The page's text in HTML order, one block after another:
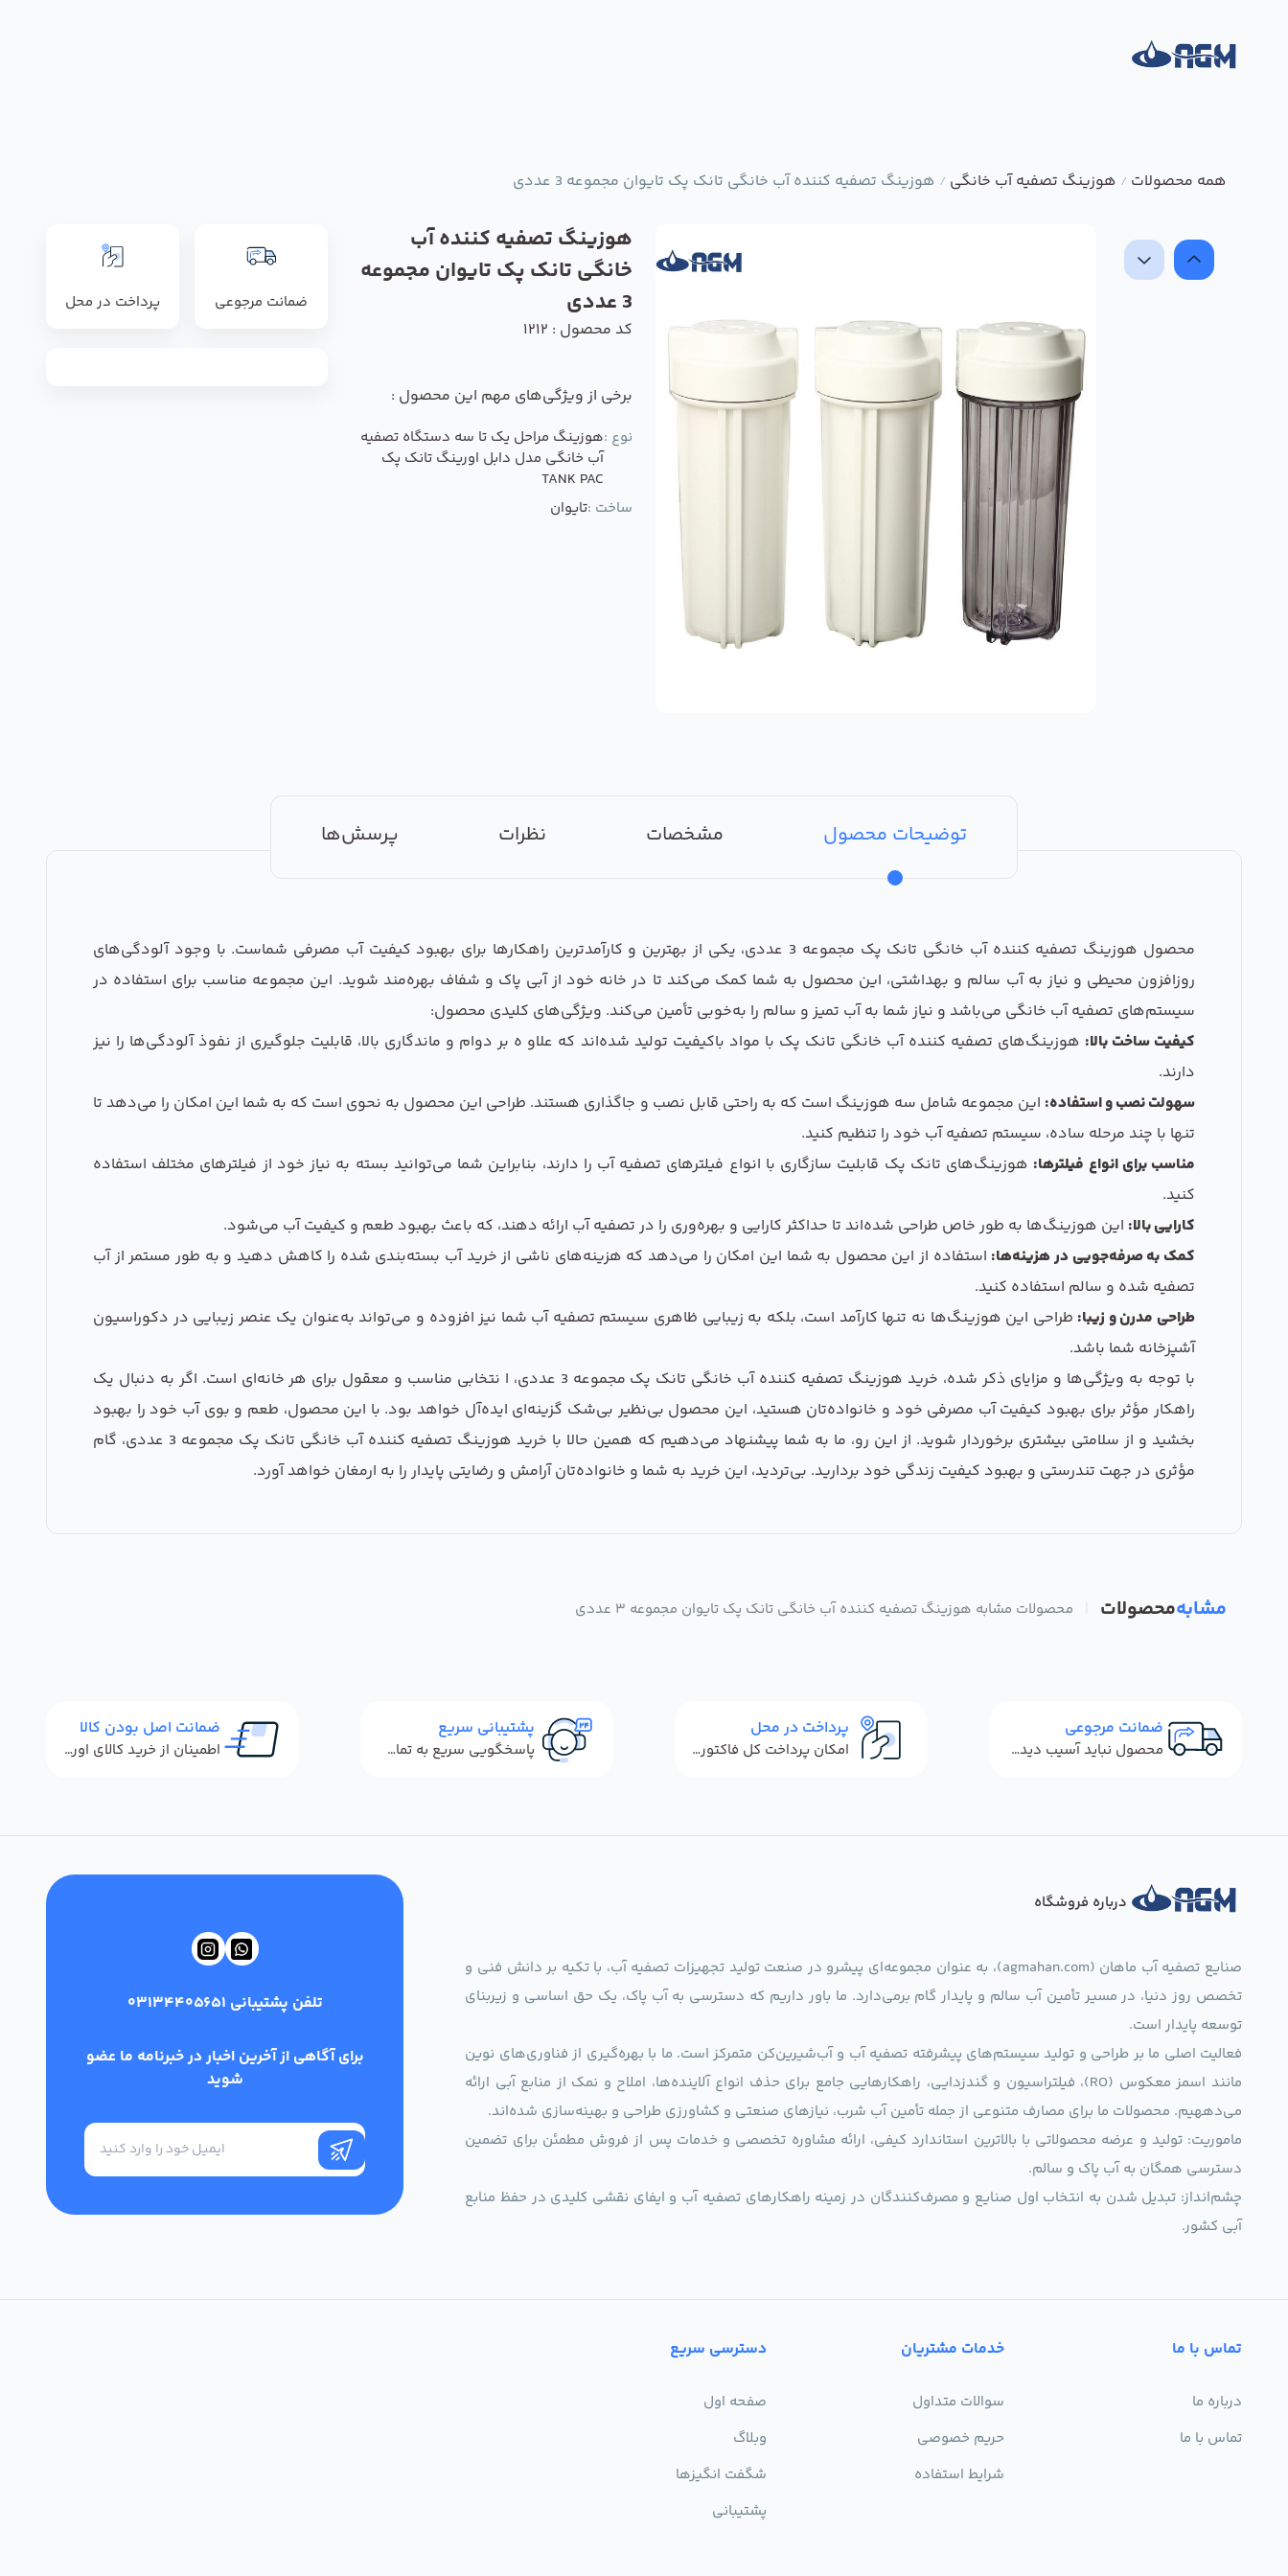
همه محصولات / هوزینگ تصفیه آب خانگی / هوزینگ تصفیه کننده آب خانگی تانک پک تایوان مجموعه 3 عددی
هوزینگ تصفیه کننده آب
خانگی تانک پک تایوان مجموعه
3 عددی
کد محصول : 1212
برخی از ویژگی‌های مهم این محصول :
نوع :هوزینگ مراحل یک تا سه دستگاه تصفیه
آب خانگی مدل دابل اورینگ تانک پک
TANK PAC
ساخت :تایوان
ضمانت مرجوعی پرداخت در محل
توضیحات محصول مشخصات نظرات پرسش‌ها
محصول هوزینگ تصفیه کننده آب خانگی تانک پک مجموعه 3 عددی، یکی از بهترین و کارآمدترین راهکارها برای بهبود کیفیت آب مصرفی شماست. با وجود آلودگی‌های
روزافزون محیطی و نیاز به آب سالم و بهداشتی، این محصول به شما کمک می‌کند تا در خانه خود از آبی پاک و شفاف بهره‌مند شوید. این مجموعه مناسب برای استفاده در
سیستم‌های تصفیه آب خانگی می‌باشد و نیاز شما به آب تمیز و سالم را به‌خوبی تأمین می‌کند. ویژگی‌های کلیدی محصول:
کیفیت ساخت بالا: هوزینگ‌های تصفیه کننده آب خانگی تانک پک با مواد باکیفیت تولید شده‌اند که علاو ه بر دوام و ماندگاری بالا، قابلیت جلوگیری از نفوذ آلودگی‌ها را نیز
دارند.
سهولت نصب و استفاده: این مجموعه شامل سه هوزینگ است که به راحتی قابل نصب و جاگذاری هستند. طراحی این محصول به نحوی است که به شما این امکان را می‌دهد تا
تنها با چند مرحله ساده، سیستم تصفیه آب خود را تنظیم کنید.
مناسب برای انواع فیلترها: هوزینگ‌های تانک پک قابلیت سازگاری با انواع فیلترهای تصفیه آب را دارند، بنابراین شما می‌توانید بسته به نیاز خود از فیلترهای مختلف استفاده
کنید.
کارایی بالا: این هوزینگ‌ها به طور خاص طراحی شده‌اند تا حداکثر کارایی و بهره‌وری را در تصفیه آب ارائه دهند، که باعث بهبود طعم و کیفیت آب می‌شود.
کمک به صرفه‌جویی در هزینه‌ها: استفاده از این محصول به شما این امکان را می‌دهد که هزینه‌های ناشی از خرید آب بسته‌بندی شده را کاهش دهید و به طور مستمر از آب
تصفیه شده و سالم استفاده کنید.
طراحی مدرن و زیبا: طراحی این هوزینگ‌ها نه تنها کارآمد است، بلکه به زیبایی ظاهری سیستم تصفیه آب شما نیز افزوده و می‌تواند به‌عنوان یک عنصر زیبایی در دکوراسیون
آشپزخانه شما باشد.
با توجه به ویژگی‌ها و مزایای ذکر شده، خرید هوزینگ تصفیه کننده آب خانگی تانک پک مجموعه 3 عددی، ا نتخابی مناسب و معقول برای هر خانه‌ای است. اگر به دنبال یک
راهکار مؤثر برای بهبود کیفیت آب مصرفی خود و خانواده‌تان هستید، این محصول بی‌نظیر بی‌شک گزینه‌ای ایده‌آل خواهد بود. با این محصول، طعم و بوی آب خود را بهبود
بخشید و از سلامتی بیشتری برخوردار شوید. از این رو، ما به شما پیشنهاد می‌دهیم که همین حالا با خرید هوزینگ تصفیه کننده آب خانگی تانک پک مجموعه 3 عددی، گام
مؤثری در جهت تندرستی و بهبود کیفیت زندگی خود بردارید. بی‌تردید، این خرید به شما و خانواده‌تان آرامش و رضایتی پایدار را به ارمغان خواهد آورد.
مشابهمحصولات محصولات مشابه هوزینگ تصفیه کننده آب خانگی تانک پک تایوان مجموعه 3 عددی
ضمانت مرجوعی
محصول نباید آسیب دیده باشد
پرداخت در محل
امکان پرداخت کل فاکتور در محل
پشتیبانی سریع
پاسخگویی سریع به تماس‌ها و پیام‌ها
ضمانت اصل بودن کالا
اطمینان از خرید کالای اورجینال
درباره فروشگاه
صنایع تصفیه آب ماهان (agmahan.com)، به عنوان مجموعه‌ای پیشرو در صنعت تولید تجهیزات تصفیه آب، با تکیه بر دانش فنی و
تخصص روز دنیا، در مسیر تأمین آب سالم و پایدار گام برمی‌دارد. ما باور داریم که دسترسی به آب پاک، یک حق اساسی و زیربنای
توسعه پایدار است.
فعالیت اصلی ما بر طراحی و تولید سیستم‌های پیشرفته تصفیه آب و آب‌شیرین‌کن متمرکز است. ما با بهره‌گیری از فناوری‌های نوین
مانند اسمز معکوس (RO)، فیلتراسیون و گندزدایی، راهکارهایی جامع برای حذف انواع آلاینده‌ها، املاح و نمک از منابع آبی ارائه
می‌دههیم. محصولات ما برای مصارف متنوعی از جمله تأمین آب شرب، نیازهای صنعتی و کشاورزی طراحی و بهینه‌سازی شده‌اند.
ماموریت: تولید و عرضه محصولاتی با بالاترین استاندارد کیفی، ارائه مشاوره تخصصی و خدمات پس از فروش مطمئن برای تضمین
دسترسی همگان به آب پاک و سالم.
چشم‌انداز: تبدیل شدن به انتخاب اول صنایع و مصرف‌کنندگان در زمینه راهکارهای تصفیه آب و ایفای نقشی کلیدی در حفظ منابع
آبی کشور.
تلفن پشتیبانی 03134405651
برای آگاهی از آخرین اخبار در خبرنامه ما عضو
شوید
تماس با ما
درباره ما
تماس با ما
خدمات مشتریان
سوالات متداول
حریم خصوصی
شرایط استفاده
دسترسی سریع
صفحه اول
وبلاگ
شگفت انگیزها
پشتیبانی